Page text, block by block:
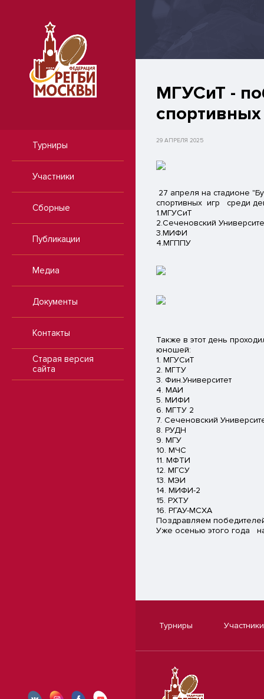
Турниры
Участники
Сборные
Публикации
Медиа
Документы
Контакты
Старая версия
сайта
МГУСиТ -
29 АПРЕЛЯ 2025
27 апреля на стадионе
спортивных игр среди
1.МГУСиТ
2.Сеченовский
3.МИФИ
4.МГППУ
Также в этот день
юношей:
1. МГУСиТ
2. МГТУ
3. Фин.Университет
4. МАИ
5. МИФИ
6. МГТУ 2
7. Сеченовский
8. РУДН
9. МГУ
10. МЧС
11. МФТИ
12. МГСУ
13. МЭИ
14. МИФИ-2
15. РХТУ
16. РГАУ-МСХА
Поздравляем
Уже осенью этого года
Турниры Участники